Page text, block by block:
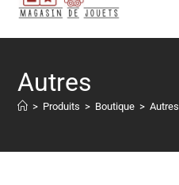
Autres
> Produits > Boutique > Autres